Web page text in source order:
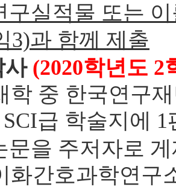
실적물 또는
3)과 함께 제출
(2020학년도 2
한국연구재단
급 학술지에 1
저자로 게재
과학연구소에